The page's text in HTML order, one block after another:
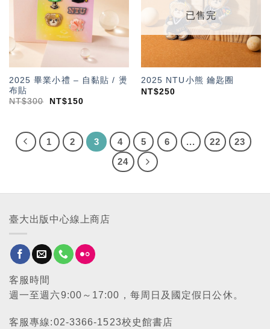
2025 畢業小禮 – 自黏貼 / 燙
布貼
NT$300 NT$150
已售完
2025 NTU小熊 鑰匙圈
NT$250
1 2 3 4 5 6 ... 22
23
24
臺大出版中心線上商店
客服時間
週一至週六9:00～17:00，每周日及國定假日公休。
客服專線:02-3366-1523校史館書店